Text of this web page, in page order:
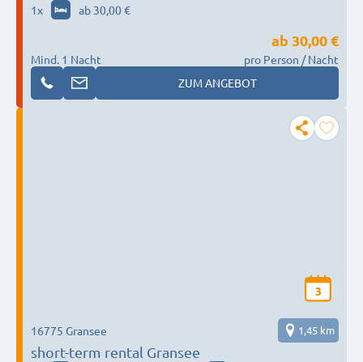
1x ab 30,00 €
Mind. 1 Nacht
ab 30,00 €
pro Person / Nacht
ZUM ANGEBOT
3
short-term rental Gransee
16775 Gransee 1,45 km